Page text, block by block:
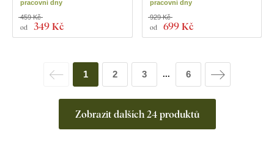
pracovní dny
od 349 Kč
459 Kč
pracovní dny
od 699 Kč
929 Kč
Zobrazit dalších 24 produktů
1 2 3 ... 6